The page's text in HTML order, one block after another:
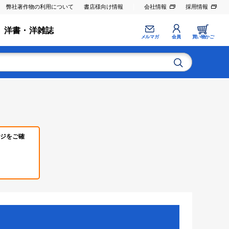
弊社著作物の利用について 書店様向け情報 会社情報 採用情報
洋書・洋雑誌
メルマガ 会員 買い物かご
をご確